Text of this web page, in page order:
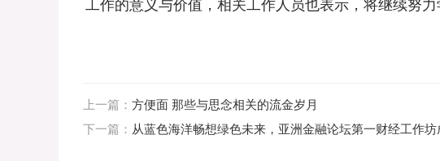
工作的意义与价值，相关工作人员也表示，将继续努
上一篇： 方便面 那些与思念相关的流金岁月
下一篇： 从蓝色海洋畅想绿色未来，亚洲金融论坛第一财经工作